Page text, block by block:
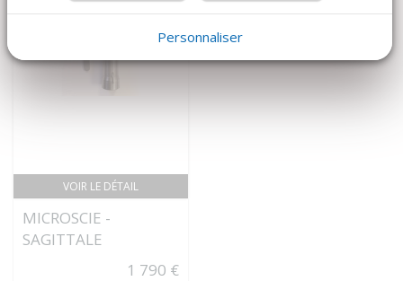
VOIR LE DÉTAIL
MICROSCIE -
SAGITTALE
1 790 €
Personnaliser